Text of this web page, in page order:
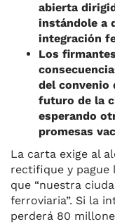
abierta
instándole a
integración
Los
del convenio
futuro de la
esperando
promesas
La carta exige al
rectifique y pague
que “nuestra
ferroviaria”. Si la
perderá 80